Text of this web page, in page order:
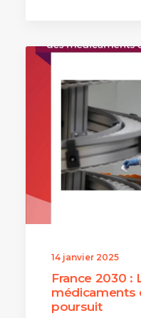
14 janvier 2025
France 2030 :
médicaments
poursuit